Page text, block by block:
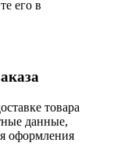
его в
товара
данные,
оформления